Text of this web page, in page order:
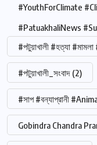
#YouthForClimate
#PatuakhaliNews
#পটুয়াখালী #হত্যা #মামলা
#পটুয়াখালী_সংবাদ (2)
#সাপ #বন্যাপ্রানী
Gobindra Chandra